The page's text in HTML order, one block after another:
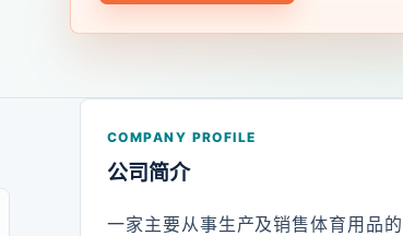
COMPANY PROFILE
公司简介
一家主要从事生产及销售体育用品的